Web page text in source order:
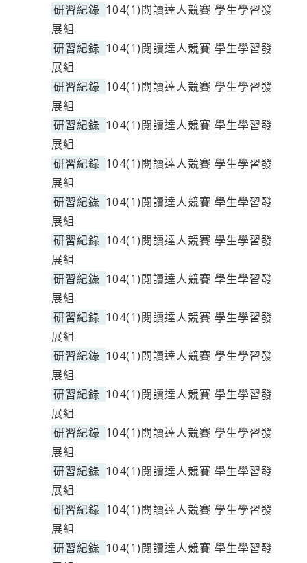
研習紀錄 104(1)閱讀達人競賽 學生學習發
展組
研習紀錄 104(1)閱讀達人競賽 學生學習發
展組
研習紀錄 104(1)閱讀達人競賽 學生學習發
展組
研習紀錄 104(1)閱讀達人競賽 學生學習發
展組
研習紀錄 104(1)閱讀達人競賽 學生學習發
展組
研習紀錄 104(1)閱讀達人競賽 學生學習發
展組
研習紀錄 104(1)閱讀達人競賽 學生學習發
展組
研習紀錄 104(1)閱讀達人競賽 學生學習發
展組
研習紀錄 104(1)閱讀達人競賽 學生學習發
展組
研習紀錄 104(1)閱讀達人競賽 學生學習發
展組
研習紀錄 104(1)閱讀達人競賽 學生學習發
展組
研習紀錄 104(1)閱讀達人競賽 學生學習發
展組
研習紀錄 104(1)閱讀達人競賽 學生學習發
展組
研習紀錄 104(1)閱讀達人競賽 學生學習發
展組
研習紀錄 104(1)閱讀達人競賽 學生學習發